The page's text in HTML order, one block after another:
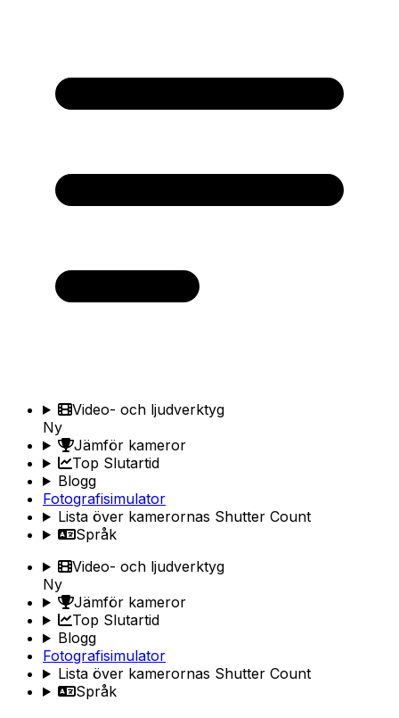
Video- och ljudverktyg
Ny
Jämför kameror
Top Slutartid
Blogg
Fotografisimulator
Lista över kamerornas Shutter Count
Språk
Video- och ljudverktyg
Ny
Jämför kameror
Top Slutartid
Blogg
Fotografisimulator
Lista över kamerornas Shutter Count
Språk